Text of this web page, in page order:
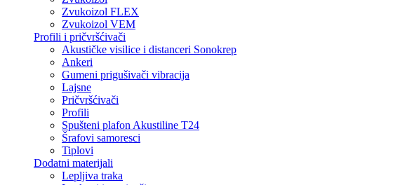
Zvukoizol FLEX
Zvukoizol VEM
Profili i pričvršćivači
Akustičke visilice i distanceri Sonokrep
Ankeri
Gumeni prigušivači vibracija
Lajsne
Pričvršćivači
Profili
Spušteni plafon Akustiline T24
Šrafovi samoresci
Tiplovi
Dodatni materijali
Lepljiva traka